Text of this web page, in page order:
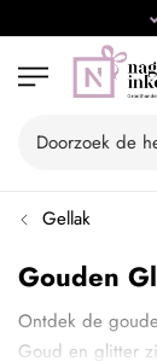
Gellak
Gouden
Ontdek de
Goud en glitter